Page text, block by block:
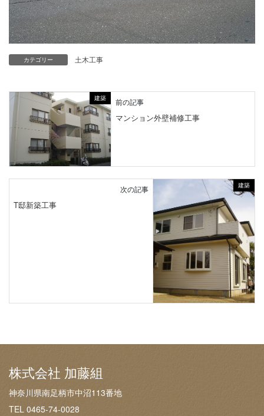
カテゴリー 土木工事
建築 前の記事
マンション外壁補修工事
建築
次の記事
T邸新築工事
株式会社 加藤組
神奈川県南足柄市中沼113番地
TEL 0465-74-0028